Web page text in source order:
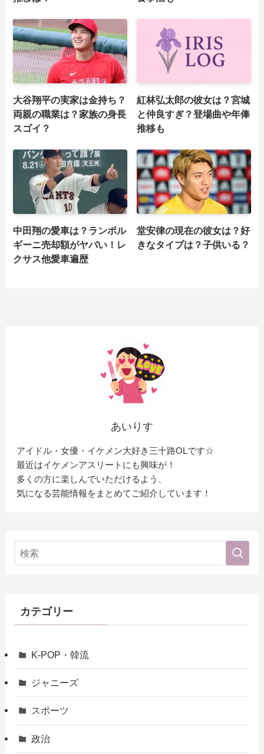
大谷翔平の実家は金持ち？
両親の職業は？家族の身長
スゴイ？
紅林弘太郎の彼女は？宮城
と仲良すぎ？登場曲や年俸
推移も
中田翔の愛車は？ランボル
ギーニ売却額がヤバい！レ
クサス他愛車遍歴
堂安律の現在の彼女は？好
きなタイプは？子供いる？
あいりす
アイドル・女優・イケメン大好き三十路OLです☆
最近はイケメンアスリートにも興味が！
多くの方に楽しんでいただけるよう、
気になる芸能情報をまとめてご紹介しています！
カテゴリー
K-POP・韓流
ジャニーズ
スポーツ
政治